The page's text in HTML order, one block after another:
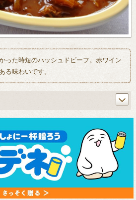
った時短のハッシュドビーフ。赤ワイン
る味わいです。